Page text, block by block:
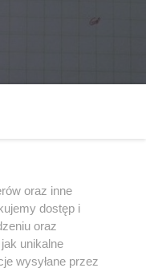
oraz inne
dostęp i
oraz
unikalne
wysyłane przez